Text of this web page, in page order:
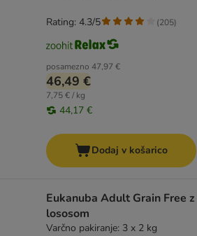
posamezno 47,97 €
46,49 €
7,75 € / kg
44,17 €
Rating: 4.3/5 (205)
Dodaj v košarico
Eukanuba Adult Grain Free z
lososom
Varčno pakiranje: 3 x 2 kg